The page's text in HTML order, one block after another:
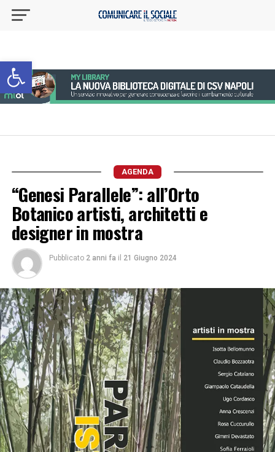
Apri la barra degli strumenti
AGENDA
“Genesi Parallele”: all’Orto
Botanico artisti, architetti e
designer in mostra
Pubblicato 2 anni fa il 21 Giugno 2024